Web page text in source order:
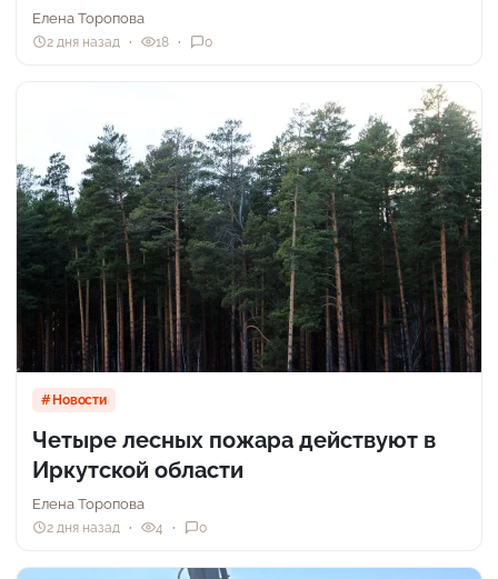
Елена Торопова
2 дня назад 18 0
Новости
Четыре лесных пожара действуют в
Иркутской области
Елена Торопова
2 дня назад 4 0